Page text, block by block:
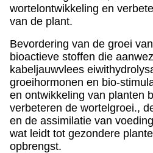
wortelontwikkeling en
van de plant.
Bevordering van de groei
bioactieve stoffen die
kabeljauwvlees
groeihormonen en bio-
en ontwikkeling van planten
verbeteren de wortelgroei.,
en de assimilatie van
wat leidt tot gezondere
opbrengst.